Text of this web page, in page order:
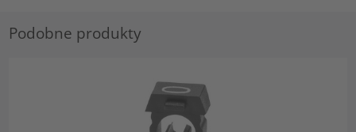
Podobne produkty